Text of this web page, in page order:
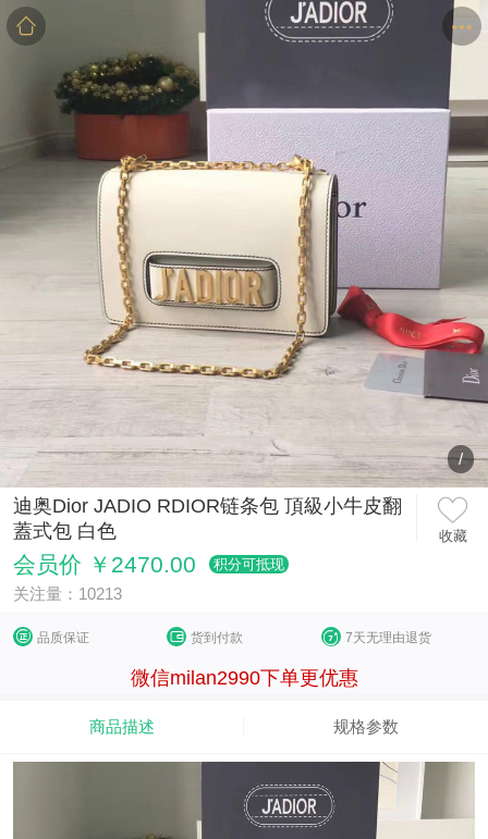
评价
/
迪奥Dior JADIO RDIOR链条包 頂級小牛皮翻
蓋式包 白色
收藏
会员价 ￥2470.00 积分可抵现
关注量：10213
品质保证 货到付款 7天无理由退货
微信milan2990下单更优惠
商品描述 规格参数